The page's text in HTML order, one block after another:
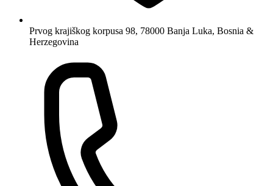
Prvog krajiškog korpusa 98, 78000 Banja Luka, Bosnia &
Herzegovina